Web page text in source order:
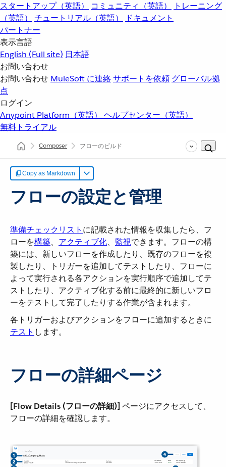
スタートアップ（英語）
コミュニティ（英語）
トレーニング
（英語）
チュートリアル（英語）
ドキュメント
パートナー
表示言語
English (Full site) 日本語
お問い合わせ
お問い合わせ MuleSoft に連絡サポートを依頼 グローバル拠
点
ログイン
Anypoint Platform（英語） ヘルプセンター（英語）
無料トライアル
Composer フローのビルド
Copy as Markdown
フローの設定と管理
準備チェックリスト ​に記載された情報を収集したら、フ
ローを​構築​、​ アクティブ化​、​ 監視​できます。フローの構
築には、新しいフローを作成したり、既存のフローを複
製したり、トリガーを追加してテストしたり、フローに
よって実行される各アクションを実行順序で追加してテ
ストしたり、アクティブ化する前に最終的に新しいフロ
ーをテストして完了したりする作業が含まれます。
各トリガーおよびアクションをフローに追加するときに​
テスト ​します。
フローの詳細ページ
[Flow Details (フローの詳細)] ​ ページにアクセスして、
フローの詳細を確認します。